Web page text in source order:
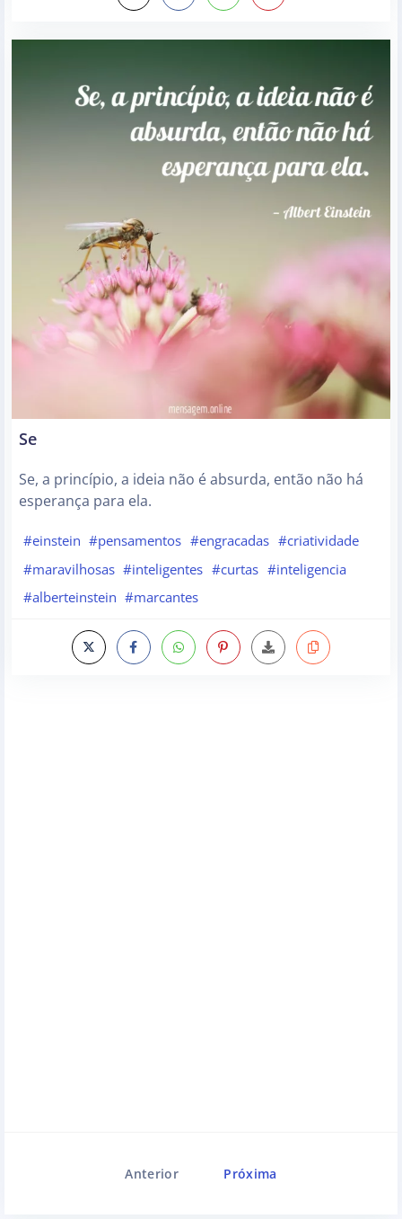
Se
Se, a princípio, a ideia não é absurda, então não há
esperança para ela.
#einstein #pensamentos #engracadas #criatividade
#maravilhosas #inteligentes #curtas #inteligencia
#alberteinstein #marcantes
Anterior Próxima